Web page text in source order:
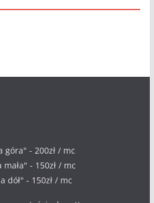
góra" - 200zł / mc
mała" - 150zł / mc
dół" - 150zł / mc